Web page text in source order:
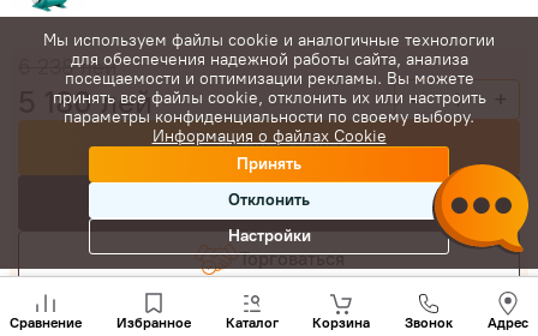
6 238лей
5 180лей - +
Купить сейчас
В корзину
Торговаться
Сравнение Избранное Каталог Корзина Звонок Адрес
нам
+(373)
Мы используем файлы cookie и аналогичные технологии
для обеспечения надежной работы сайта, анализа
посещаемости и оптимизации рекламы. Вы можете
принять все файлы cookie, отклонить их или настроить
параметры конфиденциальности по своему выбору.
Информация о файлах Cookie
Принять
Отклонить
Настройки